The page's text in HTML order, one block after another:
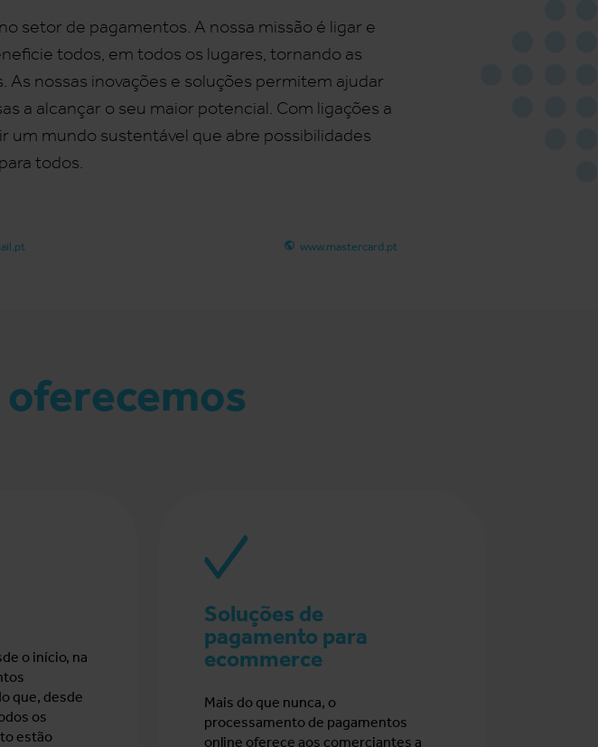
setor de pagamentos. A nossa missão é ligar e
todos, em todos os lugares, tornando as
As nossas inovações e soluções permitem ajudar
a alcançar o seu maior potencial. Com ligações a
um mundo sustentável que abre possibilidades
todos.
www.mastercard.pt
o início, na
que, desde
os
estão
Soluções de
pagamento para
ecommerce
Mais do que nunca, o
processamento de pagamentos
online oferece aos comerciantes a